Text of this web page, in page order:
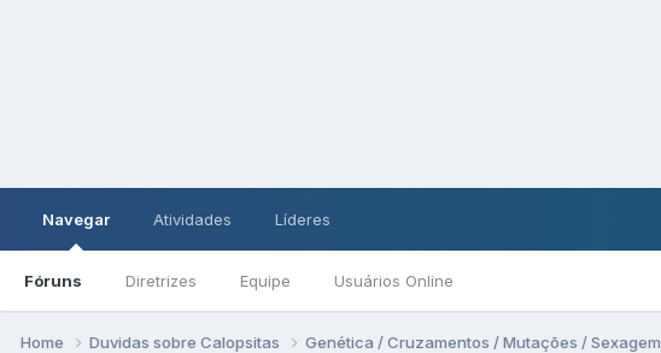
Navegar
Fóruns Diretrizes Equipe Usuários Online
Atividades Líderes
Home Duvidas sobre Calopsitas Genética / Cruzamentos / Mutações / Sexagem